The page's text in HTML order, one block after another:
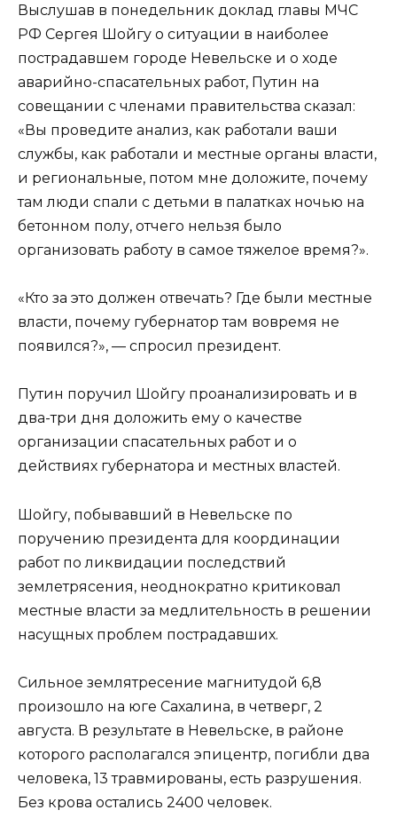
Выслушав в понедельник доклад главы МЧС
РФ Сергея Шойгу о ситуации в наиболее
пострадавшем городе Невельске и о ходе
аварийно-спасательных работ, Путин на
совещании с членами правительства сказал:
«Вы проведите анализ, как работали ваши
службы, как работали и местные органы власти,
и региональные, потом мне доложите, почему
там люди спали с детьми в палатках ночью на
бетонном полу, отчего нельзя было
организовать работу в самое тяжелое время?».
«Кто за это должен отвечать? Где были местные
власти, почему губернатор там вовремя не
появился?», — спросил президент.
Путин поручил Шойгу проанализировать и в
два-три дня доложить ему о качестве
организации спасательных работ и о
действиях губернатора и местных властей.
Шойгу, побывавший в Невельске по
поручению президента для координации
работ по ликвидации последствий
землетрясения, неоднократно критиковал
местные власти за медлительность в решении
насущных проблем пострадавших.
Сильное землятресение магнитудой 6,8
произошло на юге Сахалина, в четверг, 2
августа. В результате в Невельске, в районе
которого располагался эпицентр, погибли два
человека, 13 травмированы, есть разрушения.
Без крова остались 2400 человек.